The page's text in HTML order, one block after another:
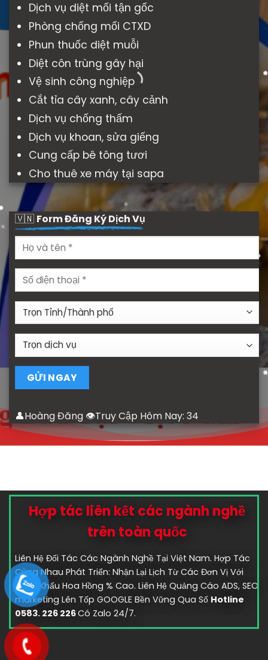
Dịch vụ diệt mối tận gốc
Phòng chống mối CTXD
Phun thuốc diệt muỗi
Diệt côn trùng gây hại
Vệ sinh công nghiệp
Cắt tỉa cây xanh, cây cảnh
Dịch vụ chống thấm
Dịch vụ khoan, sửa giếng
Cung cấp bê tông tươi
Cho thuê xe máy tại sapa
🇻🇳 Form Đăng Ký Dịch Vụ
👤Hoàng Đăng 👁Truy Cập Hôm Nay: 34
Hợp tác liên kết các ngành nghề
trên toàn quốc
Liên Hệ Đối Tác Các Ngành Nghề Tại Việt Nam. Hợp Tác
Cùng Nhau Phát Triển: Nhận Lại Lịch Từ Các Đơn Vị Với
Chiết Khấu Hoa Hồng % Cao. Liên Hệ Quảng Cáo ADS, SEO
marketing Lên Tốp GOOGLE Bền Vững Qua Số Hotline
0583. 226 226Có Zalo 24/7.